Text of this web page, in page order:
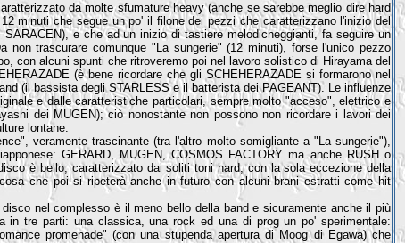
da molte sfumature heavy (anche se sarebbe meglio dire hard
minuti che segue un po' il filone dei pezzi che caratterizzano l'inizio del
e che ad un inizio di tastiere melodicheggianti, fa seguire un
trascurare comunque "La sungerie" (12 minuti), forse l'unico pezzo
con alcuni spunti che ritroveremo poi nel lavoro solistico di Hirayama del
(è bene ricordare che gli SCHEHERAZADE si formarono nel
(il bassista degli STARLESS e il batterista dei PAGEANT). Le influenze
e dalle caratteristiche particolari, sempre molto "acceso", elettrico e
dei MUGEN); ciò nonostante non possono non ricordare i lavori dei
lontane.
veramente trascinante (tra l'altro molto somigliante a "La sungerie"),
GERARD, MUGEN, COSMOS FACTORY ma anche RUSH o
è bello, caratterizzato dai soliti toni hard, con la sola eccezione della
che poi si ripeterà anche in futuro con alcuni brani estratti come hit
nel complesso è il meno bello della band e sicuramente anche il più
in tre parti: una classica, una rock ed una di prog un po' sperimentale:
promenade" (con una stupenda apertura di Moog di Egawa) che